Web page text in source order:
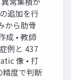
追加を⾏
から肋⾻
成 • 教師
例と 437
像 • 打
精度で判断